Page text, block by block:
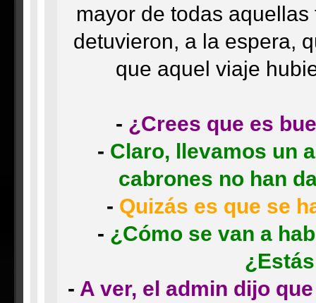
mayor de todas
detuvieron, a la espera,
que aquel viaje
- ¿Crees que es
- Claro, llevamos un
cabrones no han
- Quizás es que se
- ¿Cómo se van a
- A ver, el admin dijo